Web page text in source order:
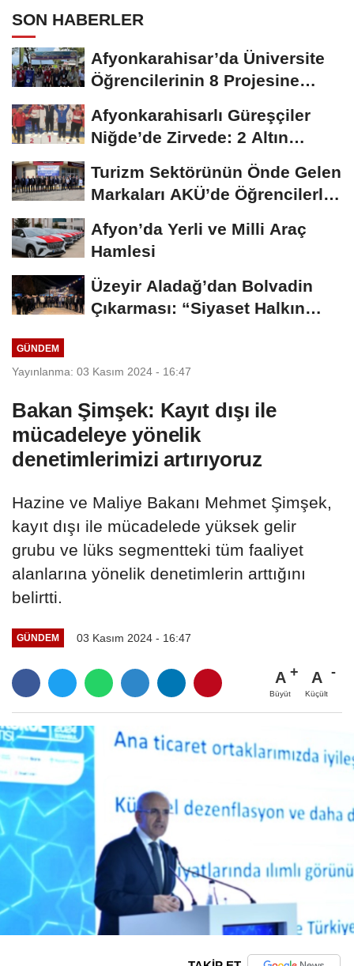
SON HABERLER
Afyonkarahisar’da Üniversite
Öğrencilerinin 8 Projesine
Afyonkarahisarlı Güreşçiler
Niğde’de Zirvede: 2 Altın
Turizm Sektörünün Önde Gelen
Markaları AKÜ’de Öğrencilerle
Afyon’da Yerli ve Milli Araç
Hamlesi
Üzeyir Aladağ’dan Bolvadin
Çıkarması: “Siyaset Halkın
GÜNDEM
Yayınlanma: 03 Kasım 2024 - 16:47
Bakan Şimşek: Kayıt dışı ile
mücadeleye yönelik
denetimlerimizi artırıyoruz
Hazine ve Maliye Bakanı Mehmet Şimşek,
kayıt dışı ile mücadelede yüksek gelir
grubu ve lüks segmentteki tüm faaliyet
alanlarına yönelik denetimlerin arttığını
belirtti.
GÜNDEM 03 Kasım 2024 - 16:47
A
Büyüt
A
Küçült